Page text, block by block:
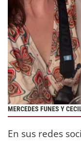
MERCEDES FUNES Y
En sus redes